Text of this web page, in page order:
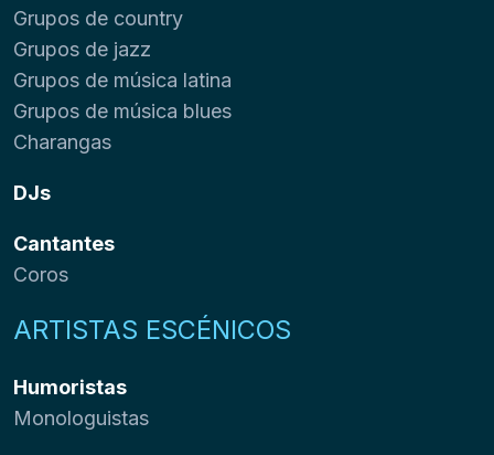
Grupos de country
Grupos de jazz
Grupos de música latina
Grupos de música blues
Charangas
DJs
Cantantes
Coros
ARTISTAS ESCÉNICOS
Humoristas
Monologuistas